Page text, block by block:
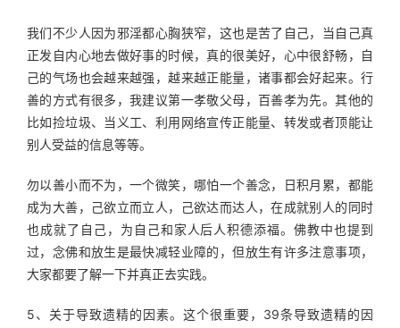
我们不少人因为邪淫都心胸狭窄，这也是苦了自己，当自己真
正发自内心地去做好事的时候，真的很美好，心中很舒畅，自
己的气场也会越来越强，越来越正能量，诸事都会好起来。行
善的方式有很多，我建议第一孝敬父母，百善孝为先。其他的
比如捡垃圾、当义工、利用网络宣传正能量、转发或者顶能让
别人受益的信息等等。
勿以善小而不为，一个微笑，哪怕一个善念，日积月累，都能
成为大善，己欲立而立人，己欲达而达人，在成就别人的同时
也成就了自己，为自己和家人后人积德添福。佛教中也提到
过，念佛和放生是最快减轻业障的，但放生有许多注意事项，
大家都要了解一下并真正去实践。
5、关于导致遗精的因素。这个很重要，39条导致遗精的因